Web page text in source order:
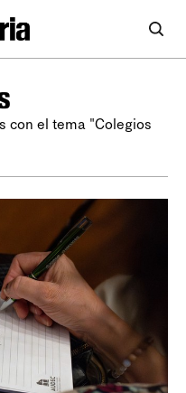
con el tema "Colegios